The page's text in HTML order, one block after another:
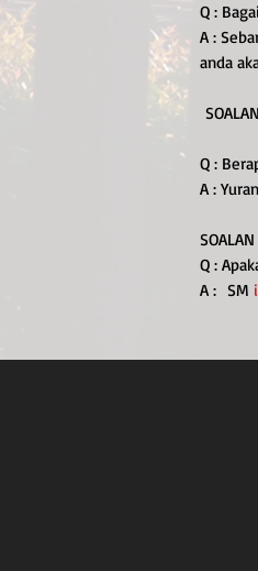
Q :
A :
anda
Q :
A :
Q :
A : SM